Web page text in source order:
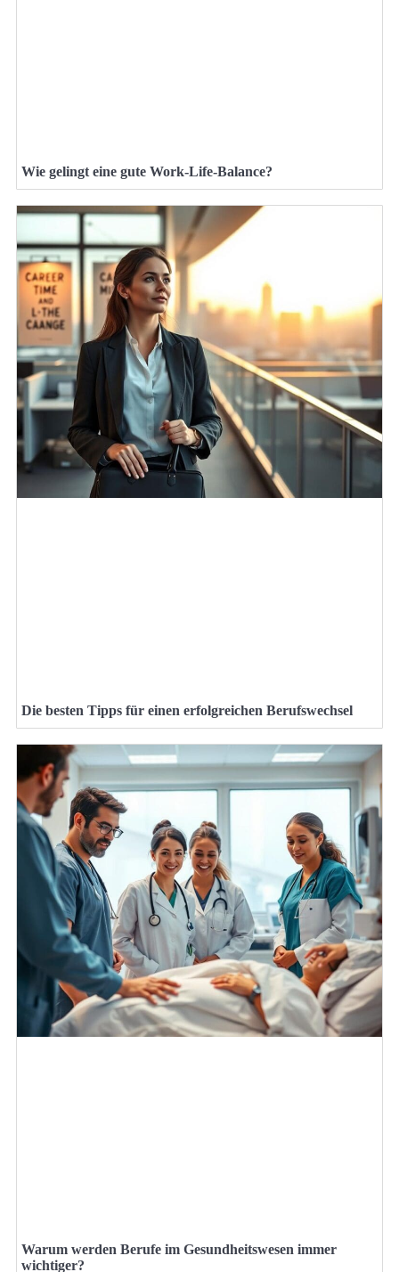
Wie gelingt eine gute Work-Life-Balance?
Die besten Tipps für einen erfolgreichen Berufswechsel
Warum werden Berufe im Gesundheitswesen immer
wichtiger?